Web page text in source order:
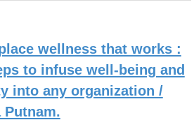
wellness that works :
to infuse well-being and
into any organization /
Putnam.